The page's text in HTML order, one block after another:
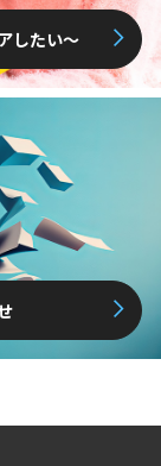
したい〜